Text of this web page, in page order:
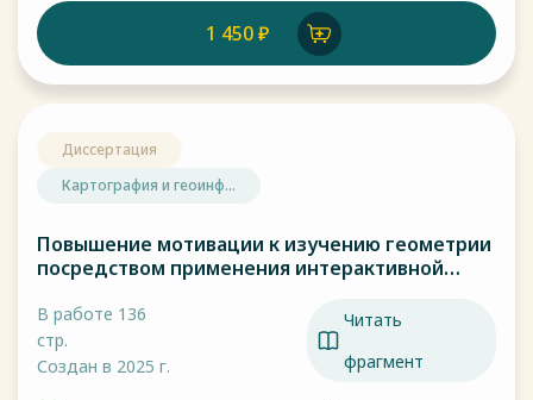
1 450 ₽
Диссертация
Картография и геоинф...
Повышение мотивации к изучению геометрии
посредством применения интерактивной
В работе 136
стр.
Создан в 2025 г.
Читать
фрагмент